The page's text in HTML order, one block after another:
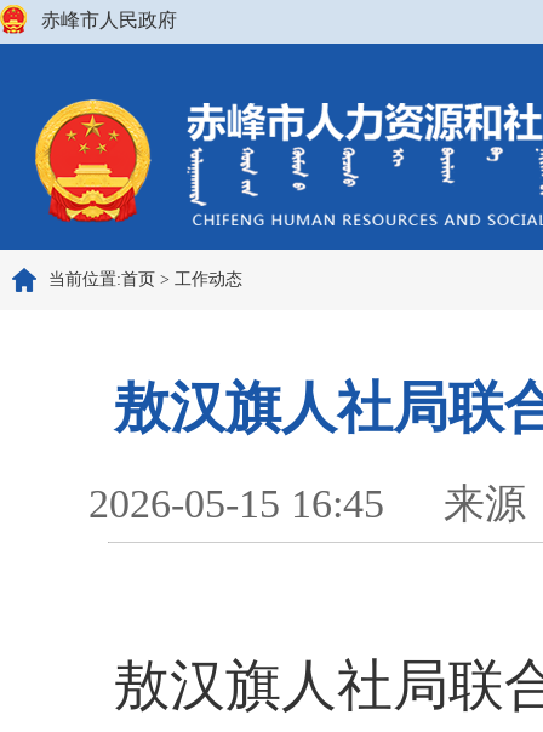
赤峰市人民政府
当前位置:首页 > 工作动态
敖汉旗人社局联
2026-05-15 16:45 来源
敖汉旗人社局联